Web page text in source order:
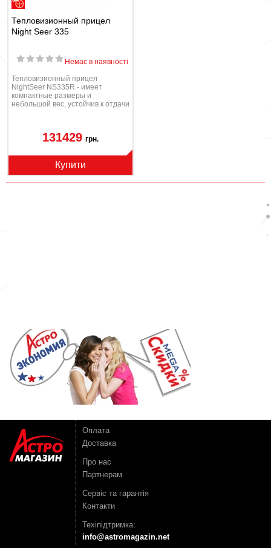
Тепловизионный прицел
Night Seer 335
Немає в наявності
Тепловизионный прицел
NightSeer NS335R - имеет
компактные размеры и
небольшой вес, устойчив к отдачи
131429 грн.
Купити
Оплата
Доставка
Про нас
Партнерам
Сервіс та гарантія
Контакти
Техіпідтримка:
info@astromagazin.net